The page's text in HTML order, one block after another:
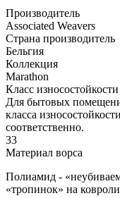
Производитель
Associated Weavers
Страна производитель
Бельгия
Коллекция
Marathon
Класс износостойкости
Для бытовых
класса
соответственно.
33
Материал ворса
Полиамид -
«тропинок» на